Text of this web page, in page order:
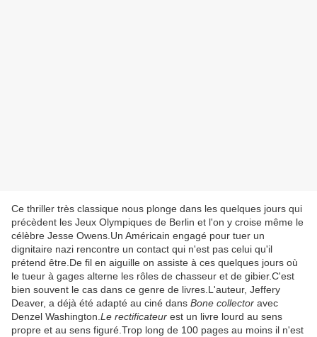
Ce thriller très classique nous plonge dans les quelques jours qui
précèdent les Jeux Olympiques de Berlin et l'on y croise même le
célèbre Jesse Owens.Un Américain engagé pour tuer un
dignitaire nazi rencontre un contact qui n'est pas celui qu'il
prétend être.De fil en aiguille on assiste à ces quelques jours où
le tueur à gages alterne les rôles de chasseur et de gibier.C'est
bien souvent le cas dans ce genre de livres.L'auteur, Jeffery
Deaver, a déjà été adapté au ciné dans Bone collector avec
Denzel Washington. Le rectificateur est un livre lourd au sens
propre et au sens figuré.Trop long de 100 pages au moins il n'est